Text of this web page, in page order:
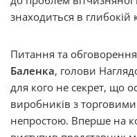
знаходиться в глибокій
Питання та
Баленка, голови
для кого не секрет, що
виробників з
непростою. Вперше на